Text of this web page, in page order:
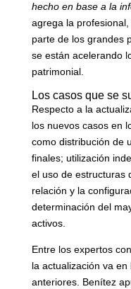
hecho en base a la
agrega la
parte de los grandes
se están acelerando
patrimonial.
Los casos que se
Respecto a la
los nuevos casos en
como distribución de
finales; utilización
el uso de estructuras
relación y la
determinación del
activos.
Entre los expertos
la actualización va
anteriores. Benítez